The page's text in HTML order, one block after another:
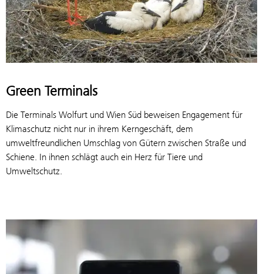
Green Terminals
Die Terminals Wolfurt und Wien Süd beweisen Engagement für
Klimaschutz nicht nur in ihrem Kerngeschäft, dem
umweltfreundlichen Umschlag von Gütern zwischen Straße und
Schiene. In ihnen schlägt auch ein Herz für Tiere und
Umweltschutz.